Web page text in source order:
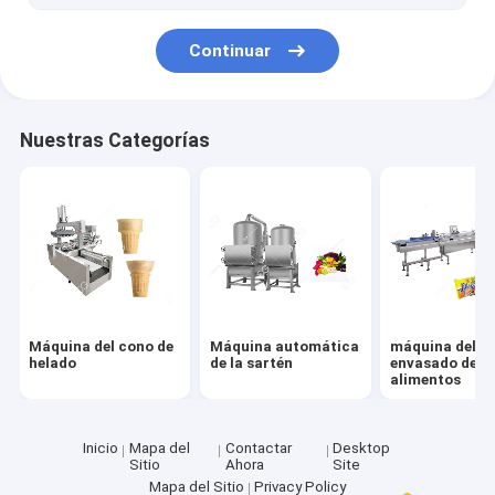
Máquina de proceso de madera
Continuar
Nuestras Categorías
Máquina del cono de
helado
Máquina automática
de la sartén
máquina del
envasado de
alimentos
Inicio
Mapa del
Sitio
Contactar
Ahora
Desktop
Site
Mapa del Sitio
Privacy Policy